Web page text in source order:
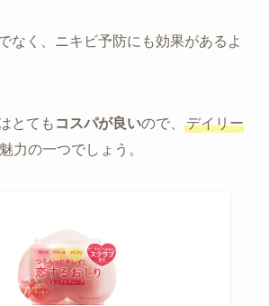
なく、ニキビ予防にも効果があるよ
とても コスパが良いので、
デイリー
力の一つでしょう。